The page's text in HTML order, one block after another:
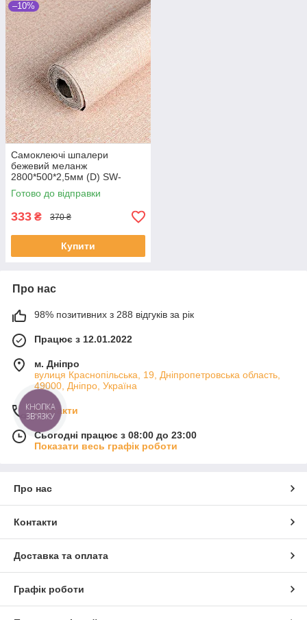
–10%
Самоклеючі шпалери
бежевий меланж
2800*500*2,5мм (D) SW-
00002018
Готово до відправки
333 ₴ 370 ₴
Купити
Про нас
98% позитивних з 288 відгуків за рік
Працює з 12.01.2022
м. Дніпро
вулиця Краснопільська, 19, Дніпропетровська область,
49000, Дніпро, Україна
Контакти
Сьогодні працює з 08:00 до 23:00
Показати весь графік роботи
Про нас
Контакти
Доставка та оплата
Графік роботи
КНОПКА
ЗВ'ЯЗКУ